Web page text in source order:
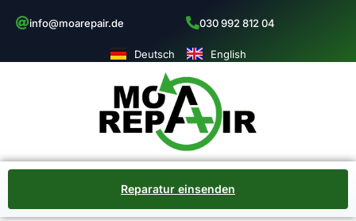
info@moarepair.de 030 992 812 04
Deutsch English
Reparatur einsenden